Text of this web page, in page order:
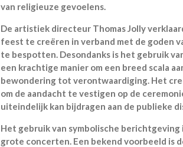
van religieuze gevoelens.
De artistiek directeur Thomas Jolly
feest te creëren in verband met de goden
te bespotten. Desondanks is het gebruik
een krachtige manier om een breed scala
bewondering tot verontwaardiging​. Het
om de aandacht te vestigen op de
uiteindelijk kan bijdragen aan de publieke
Het gebruik van symbolische
grote concerten. Een bekend voorbeeld is